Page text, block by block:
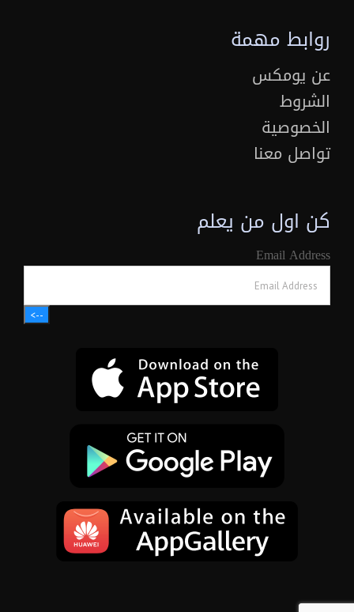
روابط مهمة
عن يومكس
الشروط
الخصوصية
تواصل معنا
كن اول من يعلم
Email Address